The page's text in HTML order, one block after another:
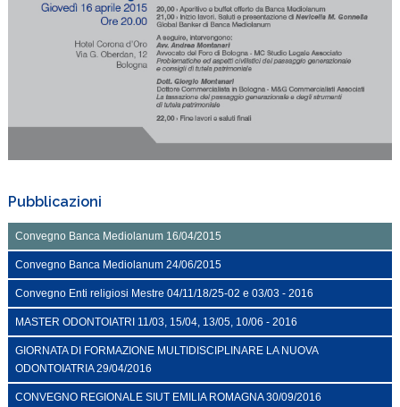
Pubblicazioni
Convegno Banca Mediolanum 16/04/2015
Convegno Banca Mediolanum 24/06/2015
Convegno Enti religiosi Mestre 04/11/18/25-02 e 03/03 - 2016
MASTER ODONTOIATRI 11/03, 15/04, 13/05, 10/06 - 2016
GIORNATA DI FORMAZIONE MULTIDISCIPLINARE LA NUOVA
ODONTOIATRIA 29/04/2016
CONVEGNO REGIONALE SIUT EMILIA ROMAGNA 30/09/2016